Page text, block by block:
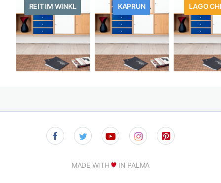
REIT IM WINKL KAPRUN LAGO
MADE WITH IN PALMA